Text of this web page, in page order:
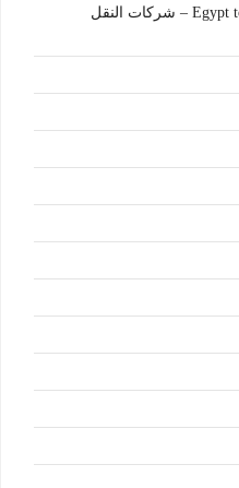
Egypt tourism transportation companies – شركات النقل